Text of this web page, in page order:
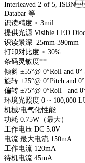
Interleaved 2 of 5,
Databar 等
识读精度 ≥ 3mil
提供光源 Visible LED
识读景深 25mm-390mm
打印对比度 ≥ 30%
条码灵敏度**
倾斜 ±55°@ 0°Roll and 0°
旋转 ±25°@ 0°Pitch and
偏转 ±75°@ 0°Roll and
环境光照度 0 ~ 100,000
机械/电气化性能
功耗 0.75W（最大）
工作电压 DC 5.0V
电流 最大电流 150mA
工作电流 120mA
待机电流 45mA